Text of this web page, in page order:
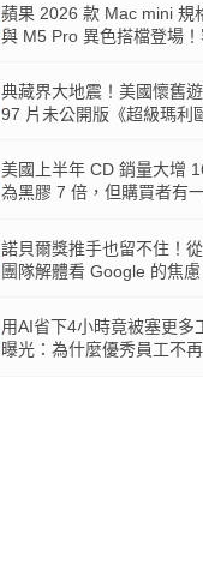
蘋果 2026 款 Mac mini 規
與 M5 Pro 異色搭檔登場
典藏界大地震！美國懷舊
97 片未公開版《超級瑪利
美國上半年 CD 銷量大增
為黑膠 7 倍，但購買者有
諾貝爾獎推手也留不住！
團隊解體看 Google 的焦
用AI省下4小時竟被塞更多
曝光：為什麼優秀員工不